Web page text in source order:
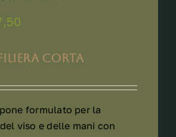
CORTA
formulato per la
viso e delle mani con